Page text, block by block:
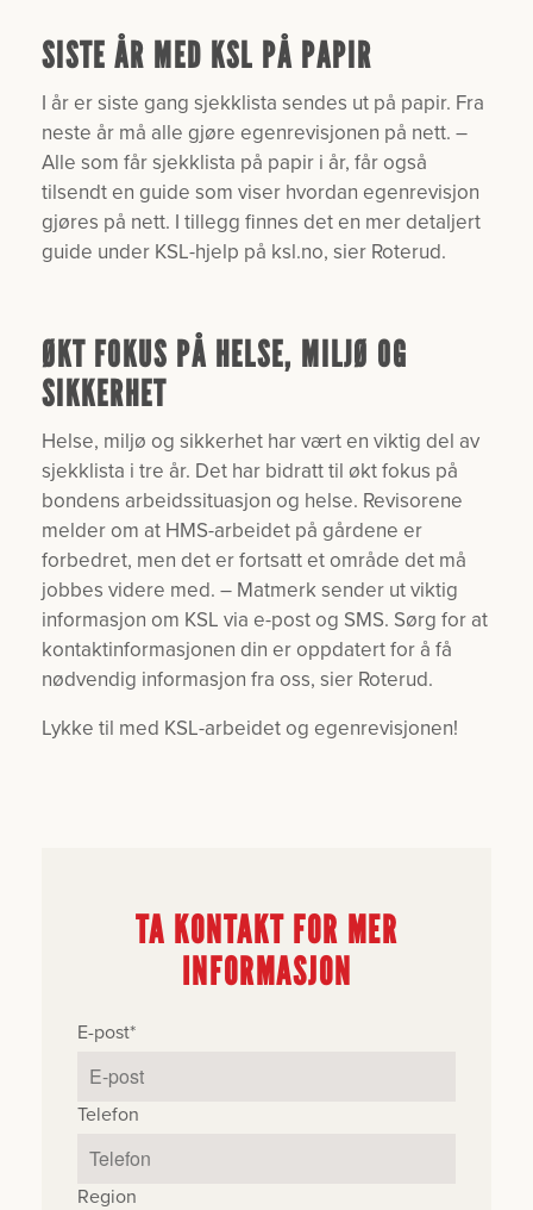
SISTE ÅR MED KSL PÅ PAPIR
I år er siste gang sjekklista sendes ut på papir. Fra
neste år må alle gjøre egenrevisjonen på nett. –
Alle som får sjekklista på papir i år, får også
tilsendt en guide som viser hvordan egenrevisjon
gjøres på nett. I tillegg finnes det en mer detaljert
guide under KSL-hjelp på ksl.no, sier Roterud.
ØKT FOKUS PÅ HELSE, MILJØ OG
SIKKERHET
Helse, miljø og sikkerhet har vært en viktig del av
sjekklista i tre år. Det har bidratt til økt fokus på
bondens arbeidssituasjon og helse. Revisorene
melder om at HMS-arbeidet på gårdene er
forbedret, men det er fortsatt et område det må
jobbes videre med. – Matmerk sender ut viktig
informasjon om KSL via e-post og SMS. Sørg for at
kontaktinformasjonen din er oppdatert for å få
nødvendig informasjon fra oss, sier Roterud.
Lykke til med KSL-arbeidet og egenrevisjonen!
TA KONTAKT FOR MER
INFORMASJON
E-post*
Telefon
Region